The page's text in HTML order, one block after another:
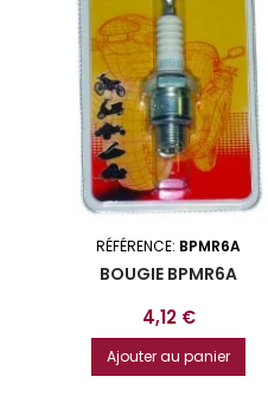
RÉFÉRENCE: BPMR6A
BOUGIE BPMR6A
Prix
4,12 €
Ajouter au panier